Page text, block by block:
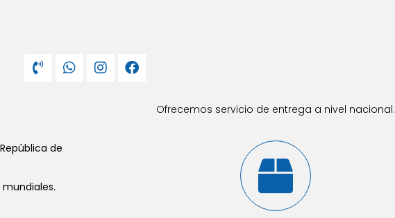
de
Ofrecemos servicio de entrega a nivel nacional.